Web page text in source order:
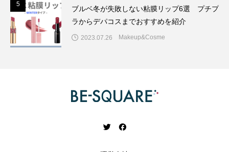
5
ブルベ冬が失敗しない粘膜リップ6選 プチプ
ラからデパコスまでおすすめを紹介
2023.07.26 Makeup&Cosme